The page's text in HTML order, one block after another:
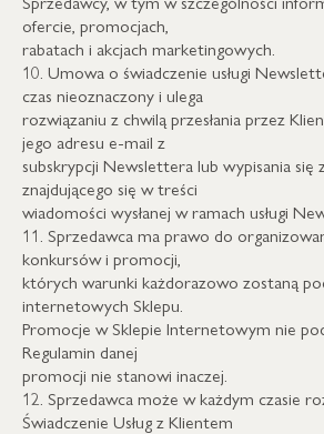
ofercie, promocjach,
rabatach i akcjach marketingowych.
10. Umowa o świadczenie usługi
czas nieoznaczony i ulega
rozwiązaniu z chwilą przesłania przez
jego adresu e-mail z
subskrypcji Newslettera lub wypisania się
znajdującego się w treści
wiadomości wysłanej w ramach usługi
11. Sprzedawca ma prawo do
konkursów i promocji,
których warunki każdorazowo zostaną
internetowych Sklepu.
Promocje w Sklepie Internetowym nie
Regulamin danej
promocji nie stanowi inaczej.
12. Sprzedawca może w każdym czasie
Świadczenie Usług z Klientem